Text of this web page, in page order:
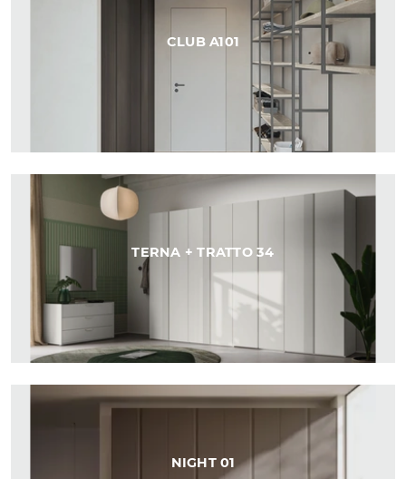
CLUB A101
TERNA + TRATTO 34
NIGHT 01